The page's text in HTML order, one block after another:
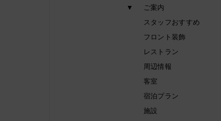
▼
ご案内
スタッフおすすめ
フロント装飾
レストラン
周辺情報
客室
宿泊プラン
施設